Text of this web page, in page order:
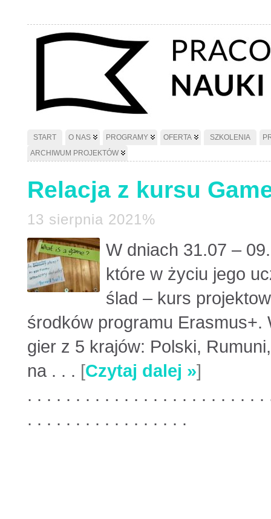
START O NAS PROGRAMY OFERTA SZKOLENIA
ARCHIWUM PROJEKTÓW
Relacja z kursu
13 sierpnia 2021%
W dniach 31.07 –
które w życiu jego
ślad – kurs
środków programu Erasmus+.
gier z 5 krajów: Polski,
na . . . [Czytaj dalej »]
. . . . . . . . . . . . . . . . . . . . . . . .
. . . . . . . . . . . . . . . . .